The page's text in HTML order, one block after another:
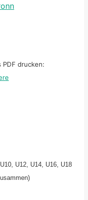
drucken:
U12, U14, U16, U18